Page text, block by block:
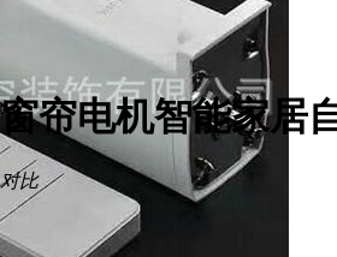
帘电机智能家居
对比